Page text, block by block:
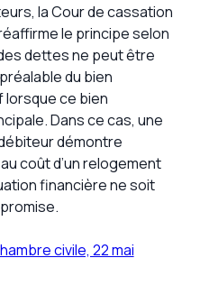
la Cour de cassation
le principe selon
dettes ne peut être
du bien
lorsque ce bien
Dans ce cas, une
démontre
coût d’un relogement
financière ne soit
civile, 22 mai